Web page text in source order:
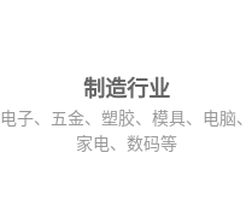
制造行业
电子、五金、塑胶、模具、电脑、
家电、数码等